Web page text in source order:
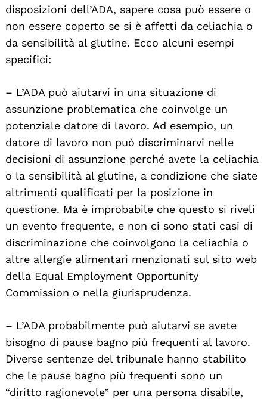
disposizioni dell’ADA, sapere cosa può essere o
non essere coperto se si è affetti da celiachia o
da sensibilità al glutine. Ecco alcuni esempi
specifici:
– L’ADA può aiutarvi in una situazione di
assunzione problematica che coinvolge un
potenziale datore di lavoro. Ad esempio, un
datore di lavoro non può discriminarvi nelle
decisioni di assunzione perché avete la celiachia
o la sensibilità al glutine, a condizione che siate
altrimenti qualificati per la posizione in
questione. Ma è improbabile che questo si riveli
un evento frequente, e non ci sono stati casi di
discriminazione che coinvolgono la celiachia o
altre allergie alimentari menzionati sul sito web
della Equal Employment Opportunity
Commission o nella giurisprudenza.
– L’ADA probabilmente può aiutarvi se avete
bisogno di pause bagno più frequenti al lavoro.
Diverse sentenze del tribunale hanno stabilito
che le pause bagno più frequenti sono un
“diritto ragionevole” per una persona disabile,
Search
For: